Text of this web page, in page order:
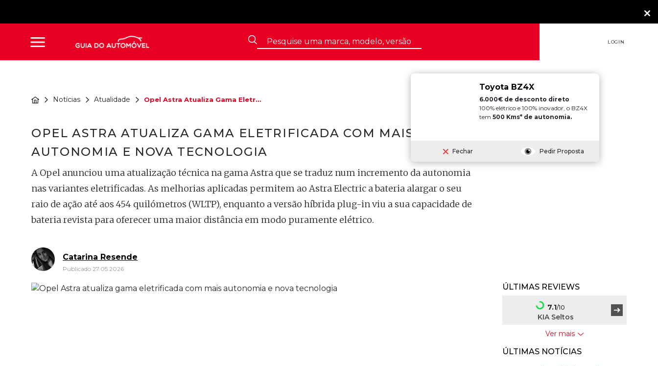
LOGIN
Notícias Atualidade Opel Astra Atualiza Gama Eletr...
OPEL ASTRA ATUALIZA GAMA ELETRIFICADA COM MAIS
AUTONOMIA E NOVA TECNOLOGIA
A Opel anunciou uma atualização técnica na gama Astra que se traduz num incremento da autonomia
nas variantes eletrificadas. As melhorias aplicadas permitem ao Astra Electric a bateria alargar o seu
raio de ação até aos 454 quilómetros (WLTP), enquanto a versão híbrida plug-in viu a sua capacidade de
bateria revista para oferecer uma maior distância em modo puramente elétrico.
Catarina Resende
Publicado 27.05.2026
ÚLTIMAS REVIEWS
7.1/10
KIA Seltos
BYD Dolphin G
Ver mais
ÚLTIMAS NOTÍCIAS
Toyota BZ4X
6.000€ de desconto direto
100% elétrico e 100% inovador, o BZ4X
tem 500 Kms* de autonomia.
Fechar Pedir Proposta